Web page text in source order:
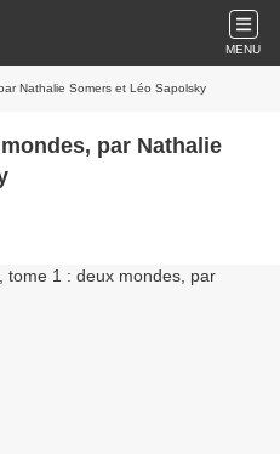
MENU
Nathalie Somers et Léo Sapolsky
par Nathalie